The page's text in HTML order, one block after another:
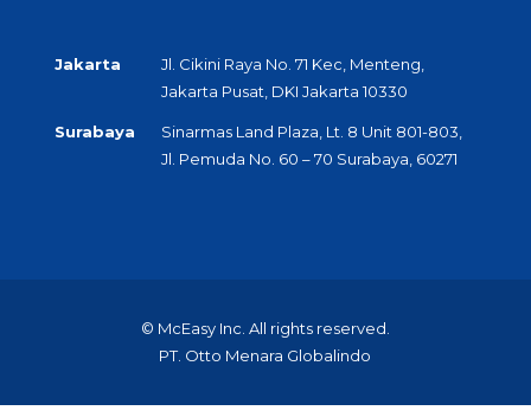
Jakarta
Jl. Cikini Raya No. 71 Kec, Menteng,
Jakarta Pusat, DKI Jakarta 10330
Surabaya
Sinarmas Land Plaza, Lt. 8 Unit 801-803,
Jl. Pemuda No. 60 – 70 Surabaya, 60271
© McEasy Inc. All rights reserved.
PT. Otto Menara Globalindo